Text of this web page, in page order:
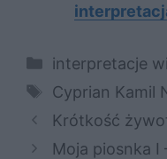
Kategorie
interpretacje
Tagi
Cyprian Kamil
Krótkość
Moja piosnka I